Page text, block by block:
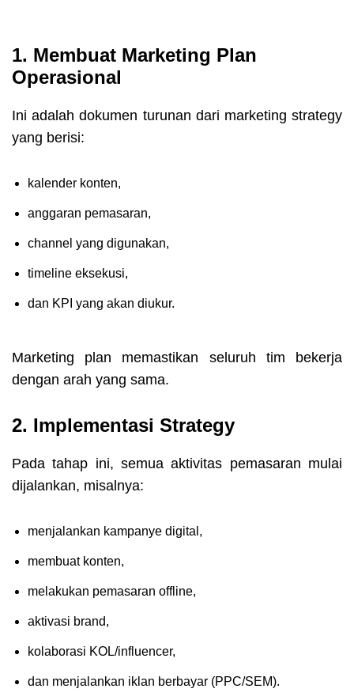
1. Membuat Marketing Plan
Operasional
Ini adalah dokumen turunan dari marketing strategy
yang berisi:
kalender konten,
anggaran pemasaran,
channel yang digunakan,
timeline eksekusi,
dan KPI yang akan diukur.
Marketing plan memastikan seluruh tim bekerja
dengan arah yang sama.
2. Implementasi Strategy
Pada tahap ini, semua aktivitas pemasaran mulai
dijalankan, misalnya:
menjalankan kampanye digital,
membuat konten,
melakukan pemasaran offline,
aktivasi brand,
kolaborasi KOL/influencer,
dan menjalankan iklan berbayar (PPC/SEM).